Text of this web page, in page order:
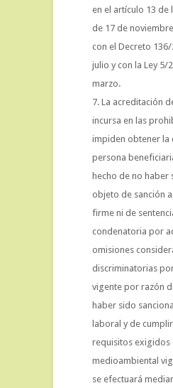
en el artículo 13 de
de 17 de
con el Decreto
julio y con la Ley 5/
marzo.
La acreditación
incursa en las
impiden obtener la
persona
hecho de no haber
objeto de sanción
firme ni de
condenatoria por
omisiones
discriminatorias
vigente por razón
haber sido
laboral y de
requisitos exigidos
medioambiental
se efectuará